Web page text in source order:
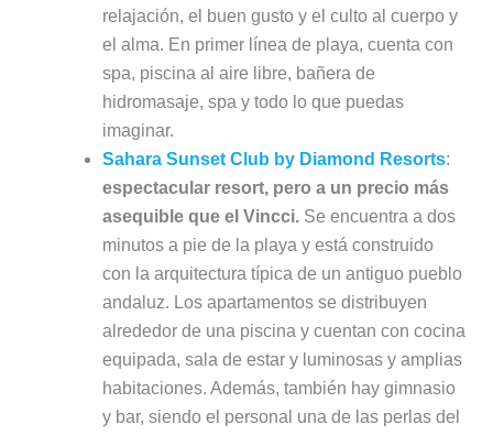
relajación, el buen gusto y el culto al cuerpo y
el alma. En primer línea de playa, cuenta con
spa, piscina al aire libre, bañera de
hidromasaje, spa y todo lo que puedas
imaginar.
Sahara Sunset Club by Diamond Resorts:
espectacular resort, pero a un precio más
asequible que el Vincci.Se encuentra a dos
minutos a pie de la playa y está construido
con la arquitectura típica de un antiguo pueblo
andaluz. Los apartamentos se distribuyen
alrededor de una piscina y cuentan con cocina
equipada, sala de estar y luminosas y amplias
habitaciones. Además, también hay gimnasio
y bar, siendo el personal una de las perlas del